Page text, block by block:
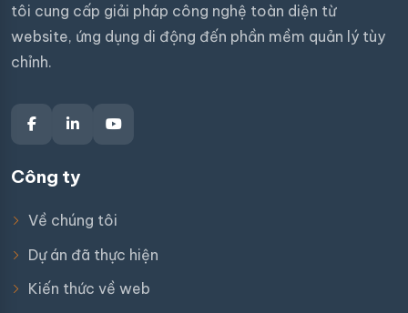
tôi cung cấp giải pháp công nghệ toàn diện từ
website, ứng dụng di động đến phần mềm quản lý tùy
chỉnh.
Công ty
Về chúng tôi
Dự án đã thực hiện
Kiến thức về web